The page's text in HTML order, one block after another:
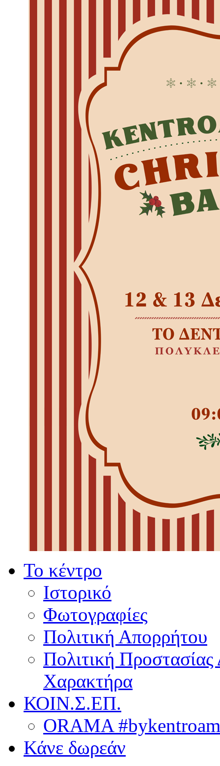
Το κέντρο
Ιστορικό
Φωτογραφίες
Πολιτική Απορρήτου
Πολιτική
Χαρακτήρα
ΚΟΙΝ.Σ.ΕΠ.
ORAMA
Κάνε δωρεάν